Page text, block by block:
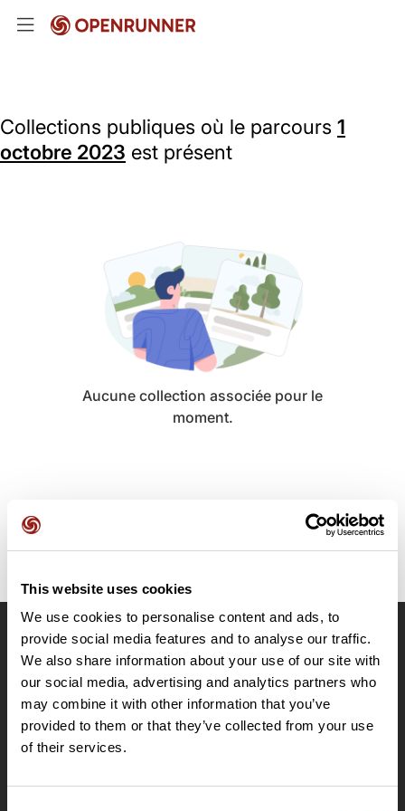
This website uses cookies
We use cookies to personalise content and ads, to
provide social media features and to analyse our traffic.
We also share information about your use of our site with
our social media, advertising and analytics partners who
may combine it with other information that you’ve
provided to them or that they’ve collected from your use
of their services.
Collections publiques où le parcours 1
octobre 2023 est présent
Aucune collection associée pour le
moment.
OpenRunner
Equipe
Carrières
À propos
Contact